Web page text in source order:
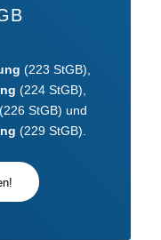
(223 StGB),
(224 StGB),
(226 StGB) und
(229 StGB).